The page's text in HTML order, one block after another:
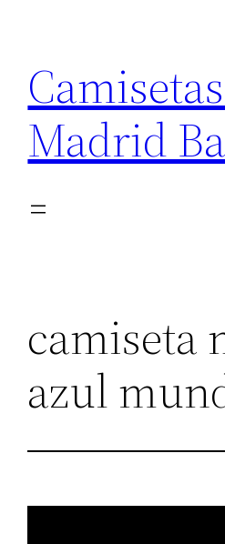
contenido
Madrid
camiseta
azul